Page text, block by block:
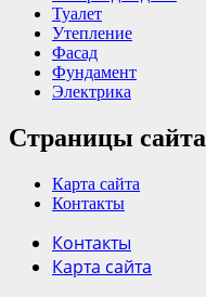
Туалет
Утепление
Фасад
Фундамент
Электрика
Страницы сайта
Карта сайта
Контакты
Контакты
Карта сайта